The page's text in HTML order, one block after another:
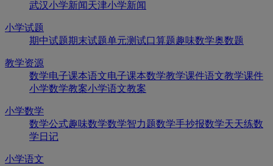
武汉小学新闻 天津小学新闻
小学试题
期中试题期末试题单元测试口算题趣味数学奥数题
教学资源
数学电子课本语文电子课本数学教学课件语文教学课件
小学数学教案小学语文教案
小学数学
数学公式趣味数学数学智力题数学手抄报数学天天练数
学日记
小学语文